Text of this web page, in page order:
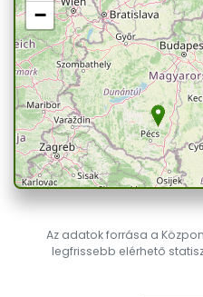
−
Az adatok forrása a
legfrissebb elérhető